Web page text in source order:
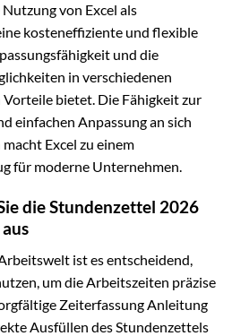
von Excel als
kosteneffiziente und flexible
und die
in verschiedenen
bietet. Die Fähigkeit zur
einfachen Anpassung an sich
Excel zu einem
für moderne Unternehmen.
die Stundenzettel 2026
ist es entscheidend,
um die Arbeitszeiten präzise
Zeiterfassung Anleitung
Ausfüllen des Stundenzettels